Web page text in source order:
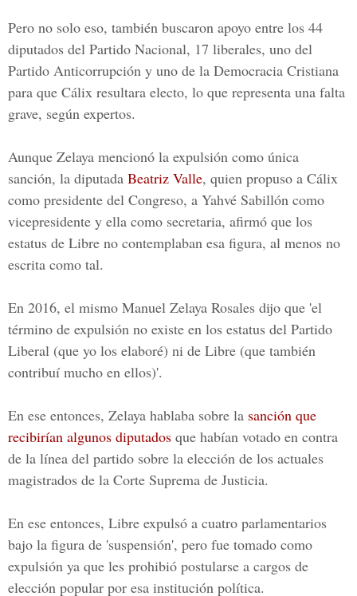
Pero no solo eso, también buscaron apoyo entre los 44
diputados del Partido Nacional, 17 liberales, uno del
Partido Anticorrupción y uno de la Democracia Cristiana
para que Cálix resultara electo, lo que representa una falta
grave, según expertos.
Aunque Zelaya mencionó la expulsión como única
sanción, la diputada Beatriz Valle, quien propuso a Cálix
como presidente del Congreso, a Yahvé Sabillón como
vicepresidente y ella como secretaria, afirmó que los
estatus de Libre no contemplaban esa figura, al menos no
escrita como tal.
En 2016, el mismo Manuel Zelaya Rosales dijo que 'el
término de expulsión no existe en los estatus del Partido
Liberal (que yo los elaboré) ni de Libre (que también
contribuí mucho en ellos)'.
En ese entonces, Zelaya hablaba sobre la sanción que
recibirían algunos diputados que habían votado en contra
de la línea del partido sobre la elección de los actuales
magistrados de la Corte Suprema de Justicia.
En ese entonces, Libre expulsó a cuatro parlamentarios
bajo la figura de 'suspensión', pero fue tomado como
expulsión ya que les prohibió postularse a cargos de
elección popular por esa institución política.